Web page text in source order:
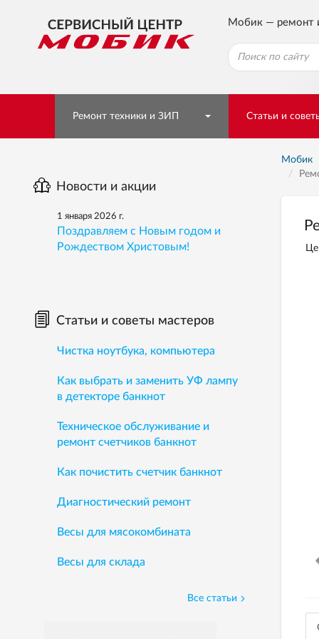
Мобик — ремонт
Ремонт техники и ЗИП Статьи и
Мобик
Новости и акции
1 января 2026 г.
Поздравляем с Новым годом и
Рождеством Христовым!
Статьи и советы мастеров
Чистка ноутбука, компьютера
Как выбрать и заменить УФ лампу
в детекторе банкнот
Техническое обслуживание и
ремонт счетчиков банкнот
Как почистить счетчик банкнот
Диагностический ремонт
Весы для мясокомбината
Весы для склада
Все статьи